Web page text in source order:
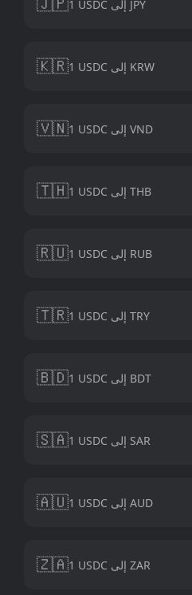
1 USDC إلى JPY
🇰🇷 1 USDC إلى KRW
🇻🇳 1 USDC إلى VND
🇹🇭 1 USDC إلى THB
🇷🇺 1 USDC إلى RUB
🇹🇷 1 USDC إلى TRY
🇧🇩 1 USDC إلى BDT
🇸🇦 1 USDC إلى SAR
🇦🇺 1 USDC إلى AUD
🇿🇦 1 USDC إلى ZAR